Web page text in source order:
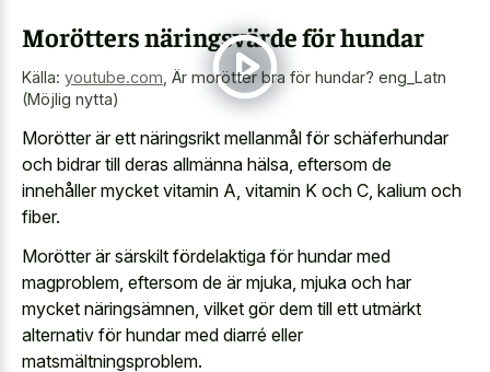
Morötters näringsvärde för hundar
Källa: youtube.com Är morötter bra för hundar? eng_Latn
(Möjlig nytta)
Morötter är ett näringsrikt mellanmål för schäferhundar
och bidrar till deras allmänna hälsa, eftersom de
innehåller mycket vitamin A, vitamin K och C, kalium och
fiber.
Morötter är särskilt fördelaktiga för hundar med
magproblem, eftersom de är mjuka, mjuka och har
mycket näringsämnen, vilket gör dem till ett utmärkt
alternativ för hundar med diarré eller
matsmältningsproblem.